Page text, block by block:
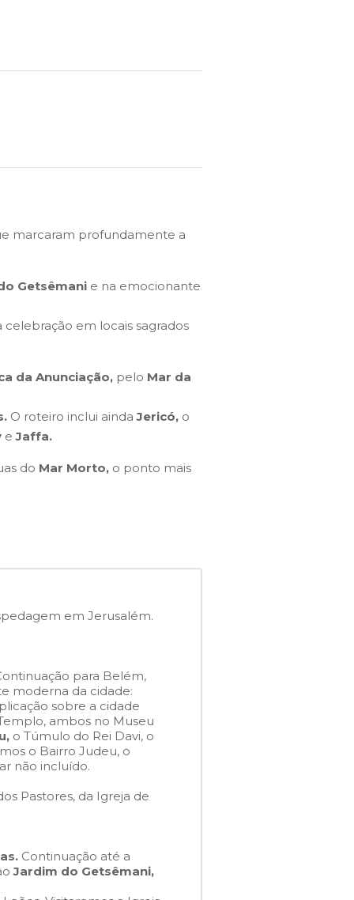
marcaram profundamente a
Getsêmani e na emocionante
celebração em locais sagrados
da Anunciação, pelo Mar da
O roteiro inclui aindaJericó, o
eJaffa.
do Mar Morto, o ponto mais
em Jerusalém.
para Belém,
moderna da cidade:
sobre a cidade
ambos no Museu
o Túmulo do Rei Davi, o
o Bairro Judeu, o
não incluído.
Pastores, da Igreja de
Continuação até a
Jardim do Getsêmani,